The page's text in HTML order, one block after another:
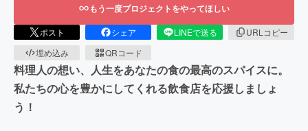
もう一度プロジェクトをやってほしい
ポスト シェア LINEで送る
URLコピー
埋め込み
QRコード
料理人の想い、人生をあなたの食の最高のスパイスに。
私たちの心を豊かにしてくれる飲食店を応援しましょ
う！